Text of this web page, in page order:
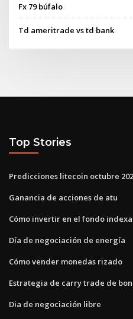
Fx 79 búfalo
Td ameritrade vs td bank
Top Stories
Predicciones litecoin octubre
Ganancia de acciones de atu
Cómo invertir en el fondo
Día de negociación de energía
Cómo vender monedas rizado
Estrategia de carry trade de
Dia de negociación libre